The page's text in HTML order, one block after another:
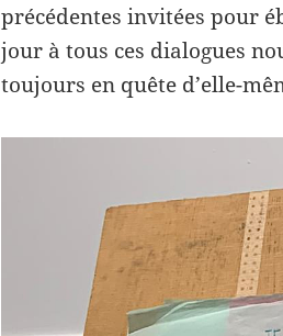
précédentes invitées pour
jour à tous ces dialogues
toujours en quête d’elle-